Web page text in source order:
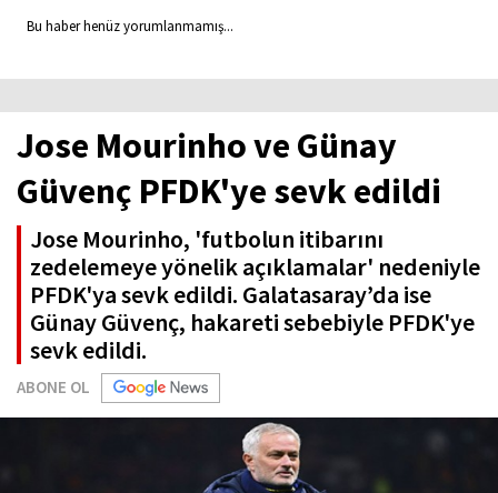
Bu haber henüz yorumlanmamış...
Jose Mourinho ve Günay
Güvenç PFDK'ye sevk edildi
Jose Mourinho, 'futbolun itibarını
zedelemeye yönelik açıklamalar' nedeniyle
PFDK'ya sevk edildi. Galatasaray’da ise
Günay Güvenç, hakareti sebebiyle PFDK'ye
sevk edildi.
ABONE OL